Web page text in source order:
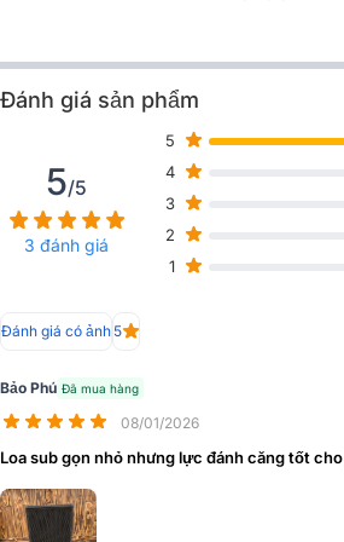
Mặt trước là lớp tản nhiệt bằng thép chắc
Đánh giá sản phẩm
5/5
3 đánh giá
5
4
3
2
1
Đánh giá có ảnh 5
Bảo Phú Đã mua hàng
08/01/2026
Loa sub gọn nhỏ nhưng lực đánh căng tốt